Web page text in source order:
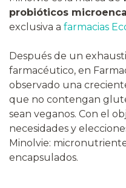
probióticos
exclusiva a farmacias
Después de un
farmacéutico, en
observado una
que no contengan
sean veganos. Con el
necesidades y
Minolvie:
encapsulados.